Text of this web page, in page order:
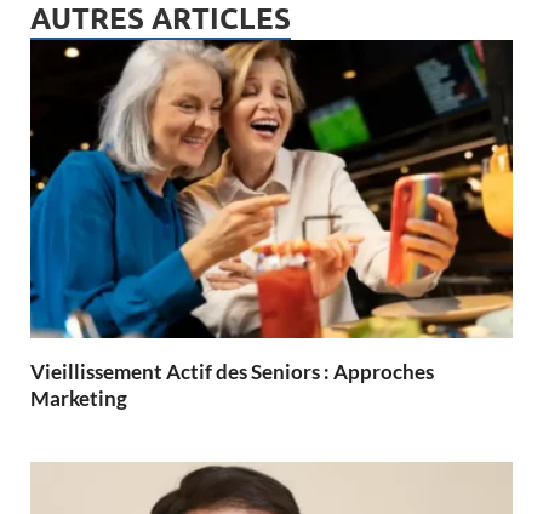
AUTRES ARTICLES
Vieillissement Actif des Seniors : Approches
Marketing